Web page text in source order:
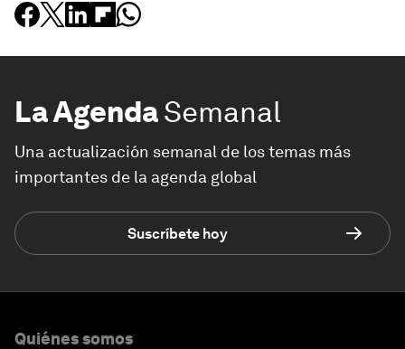
La AgendaSemanal
Una actualización semanal de los temas más
importantes de la agenda global
Suscríbete hoy
Quiénes somos